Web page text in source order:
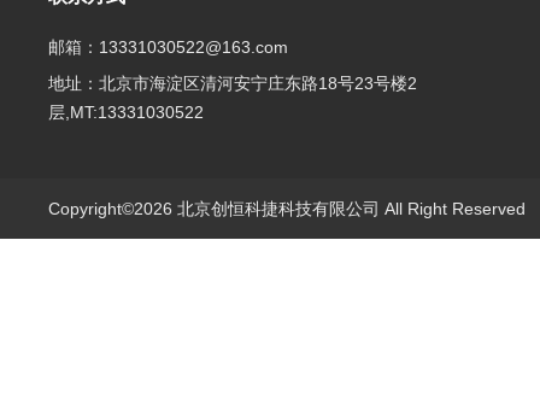
邮箱：13331030522@163.com
地址：北京市海淀区清河安宁庄东路18号23号楼2
层,MT:13331030522
Copyright©2026 北京创恒科捷科技有限公司 All Right